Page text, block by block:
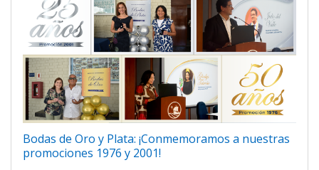
Bodas de Oro y Plata: ¡Conmemoramos a nuestras
promociones 1976 y 2001!